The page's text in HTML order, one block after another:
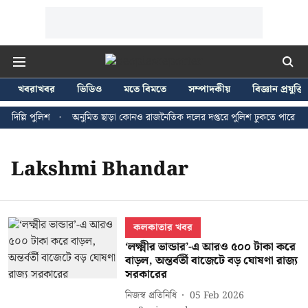
খবরাখবর ভিডিও মতে বিমতে সম্পাদকীয়
বিজ্ঞান প্রযুক্তি
পুলিশ
অনুমিত ছাড়া কোনও রাজনৈতিক দলের দপ্তরে পুলিশ ঢুকতে পারে না -
Lakshmi Bhandar
কলকাতার খবর
‘লক্ষ্মীর ভান্ডার’-এ আরও ৫০০ টাকা করে
বাড়ল, অন্তর্বর্তী বাজেটে বড় ঘোষণা রাজ্য
সরকারের
নিজস্ব প্রতিনিধি
05 Feb 2026